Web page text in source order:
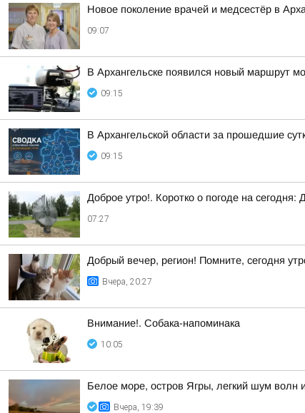
Новое поколение врачей и медсестёр в
09:07
В Архангельске появился новый маршрут
09:15
В Архангельской области за прошедшие
09:15
Доброе утро!. Коротко о погоде на
07:27
Добрый вечер, регион! Помните, сегодня
Вчера, 20:27
Внимание!. Собака-напоминака
10:05
Белое море, остров Ягры, легкий шум волн
Вчера, 19:39